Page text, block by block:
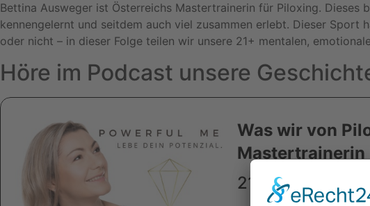
Bettina Ausweger ist Österreichs Mastertrainerin für Piloxing. Dieses
kennengelernt und seitdem auch viel zusammen erlebt. Dieser
oder nicht – in dieser Folge teilen wir unsere 21+ mentalen,
Höre im Podcast unsere